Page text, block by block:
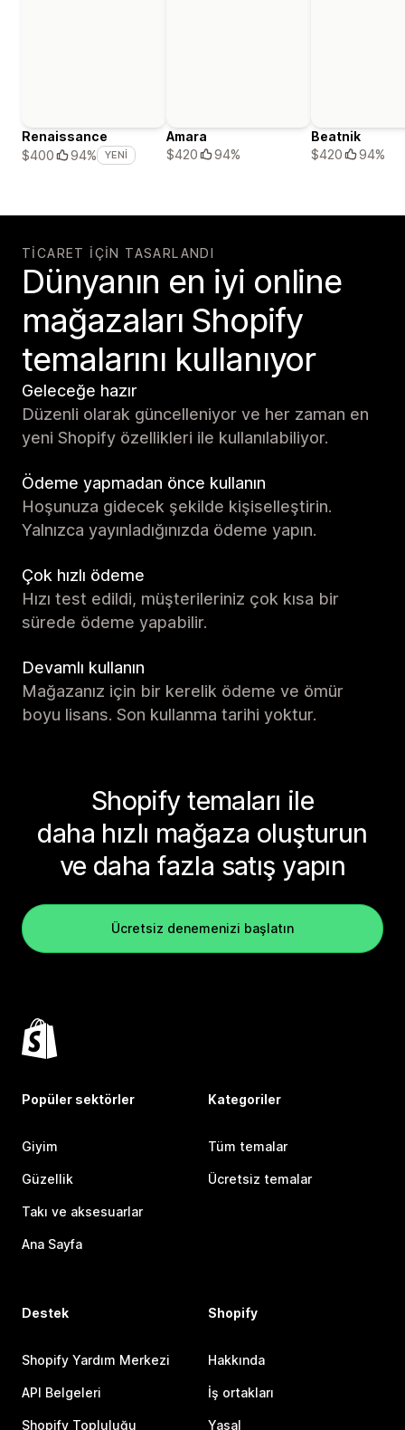
Renaissance
$400
94% YENI
Amara
$420
94%
Beatnik
$420
94%
TICARET IÇIN TASARLANDI
Dünyanın en iyi online
mağazaları Shopify
temalarını kullanıyor
Geleceğe hazır
Düzenli olarak güncelleniyor ve her zaman en
yeni Shopify özellikleri ile kullanılabiliyor.
Ödeme yapmadan önce kullanın
Hoşunuza gidecek şekilde kişiselleştirin.
Yalnızca yayınladığınızda ödeme yapın.
Çok hızlı ödeme
Hızı test edildi, müşterileriniz çok kısa bir
sürede ödeme yapabilir.
Devamlı kullanın
Mağazanız için bir kerelik ödeme ve ömür
boyu lisans. Son kullanma tarihi yoktur.
Shopify temaları ile
daha hızlı mağaza oluşturun
ve daha fazla satış yapın
Ücretsiz denemenizi başlatın
Popüler sektörler
Giyim
Güzellik
Takı ve aksesuarlar
Ana Sayfa
Kategoriler
Tüm temalar
Ücretsiz temalar
Destek
Shopify Yardım Merkezi
API Belgeleri
Shopify Topluluğu
Shopify
Hakkında
İş ortakları
Yasal